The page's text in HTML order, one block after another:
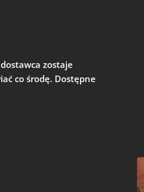
zostaje
co środę. Dostępne